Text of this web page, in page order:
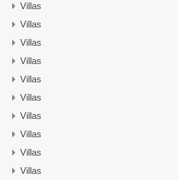
Villas
Villas
Villas
Villas
Villas
Villas
Villas
Villas
Villas
Villas